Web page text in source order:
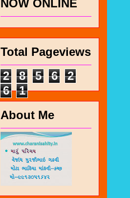
NOW ONLINE
Total Pageviews
2
8 5 6
2
6
1
About Me